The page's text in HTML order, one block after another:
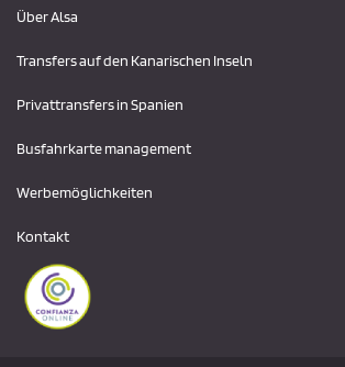
Über Alsa
Transfers auf den Kanarischen Inseln
Privattransfers in Spanien
Busfahrkarte management
Werbemöglichkeiten
Kontakt